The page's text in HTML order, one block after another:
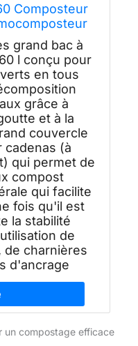
Composteur
? Compost
Goutte-?-
grand bac à
l conçu pour
en tous
grâce à
et à la
couvercle
cadenas (à
qui permet de
compost
qui facilite
fois qu'il est
la stabilité
de
de charnières
d'ancrage
un compostage efficace